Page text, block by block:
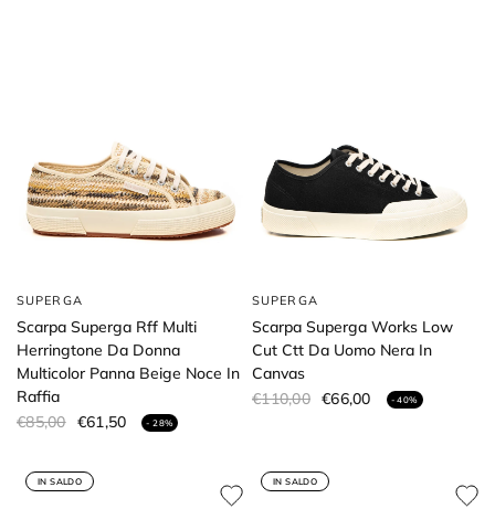
SUPERGA
Scarpa Superga Rff Multi
Herringtone Da Donna
Multicolor Panna Beige Noce In
Raffia
€85,00 €61,50 - 28%
SUPERGA
Scarpa Superga Works Low
Cut Ctt Da Uomo Nera In
Canvas
€110,00 €66,00 - 40%
IN SALDO IN SALDO